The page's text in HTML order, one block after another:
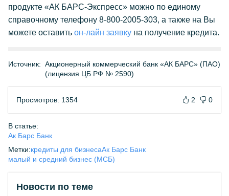
продукте «АК БАРС-Экспресс» можно по единому
справочному телефону 8-800-2005-303, а также на Вы
можете оставить он-лайн заявку на получение кредита.
Источник: Акционерный коммерческий банк «АК БАРС» (ПАО)
(лицензия ЦБ РФ № 2590)
Просмотров: 1354 2 0
В статье:
Ак Барс Банк
Метки:кредиты для бизнесаАк Барс Банк
малый и средний бизнес (МСБ)
Новости по теме